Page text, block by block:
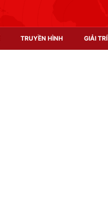
TRUYỀN HÌNH GIẢI TRÍ